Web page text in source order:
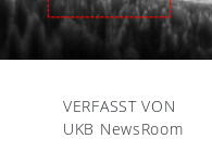
VERFASST VON
UKB NewsRoom